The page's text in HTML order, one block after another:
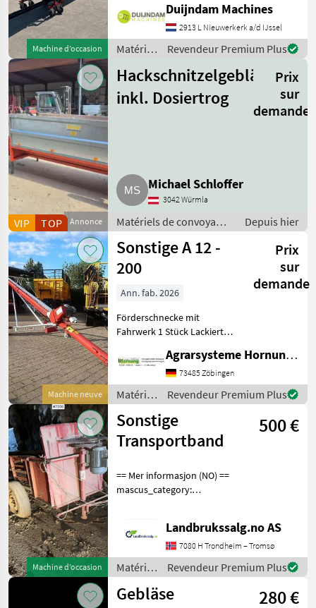
Machine d’occasion
schnell an auf unsere
Duijndam Machines
Website! Sie können uns
auch anrufen.Alle zu
Duijndam Machines
2913 L Nieuwerkerk a/d IJssel
Matériels
convoyage
/
Sonstige
Revendeur Premium Plus
Annonce
VIP TOP
Hackschnitzelgebläse
inkl. Dosiertrog
Prix
sur
demande
Michael Schloffer
3042 Würmla
Matériels de convoyage
/ Souffleries
Depuis hier
Machine neuve
Sonstige A 12 -
200
Prix
sur
demande
Ann. fab. 2026
Förderschnecke mit
Fahrwerk 1 Stück Lackierte
12.30 m – Durchmesser 200
mm - Leistung 50 t
Agrarsysteme Hornung GmbH & Co. KG
73485 Zöbingen
Matériels
de
convoyage
/
Sonstige
Revendeur Premium Plus
Machine d’occasion
Sonstige
Transportband
500 €
== Mer informasjon (NO) ==
mascus_category:
upon request: 7206 See
en.landbrukssalg.no/7206
for more images Beskri
Landbrukssalg.no AS
7080 H Trondheim – Tromsø
Matériels
de
convoyage
Revendeur Premium Plus
Gebläse 280 €